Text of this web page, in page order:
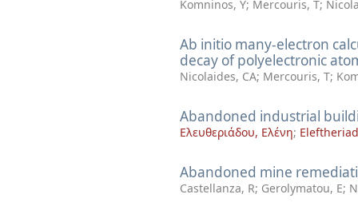
Komninos, Y; Mercouris, T;
Ab initio many-electron
decay of polyelectronic
Nicolaides, CA; Mercouris, T;
Abandoned industrial
Ελευθεριάδου, Ελένη;
Abandoned mine
Castellanza, R; Gerolymatou, E;